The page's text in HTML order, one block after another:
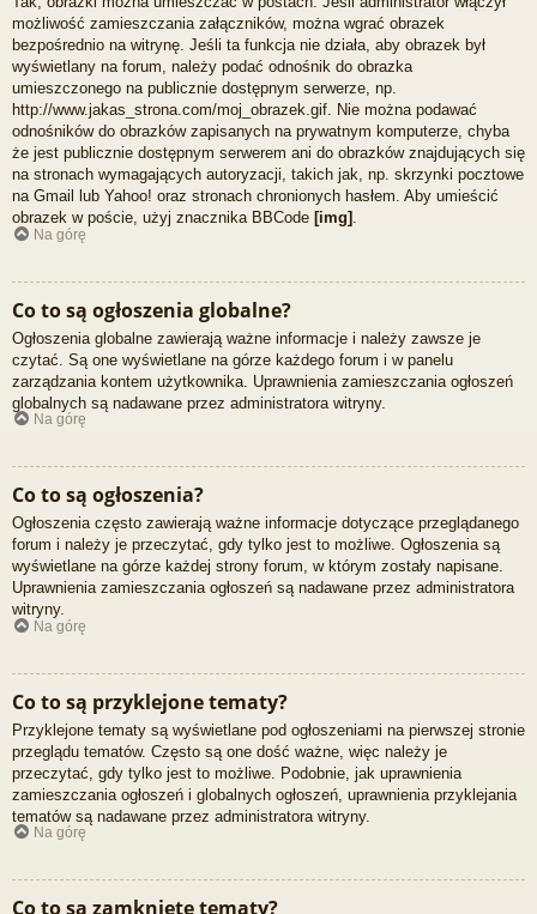
możliwość zamieszczania załączników, można wgrać obrazek
bezpośrednio na witrynę. Jeśli ta funkcja nie działa, aby obrazek był
wyświetlany na forum, należy podać odnośnik do obrazka
umieszczonego na publicznie dostępnym serwerze, np.
http://www.jakas_strona.com/moj_obrazek.gif. Nie można podawać
odnośników do obrazków zapisanych na prywatnym komputerze, chyba
że jest publicznie dostępnym serwerem ani do obrazków znajdujących się
na stronach wymagających autoryzacji, takich jak, np. skrzynki pocztowe
na Gmail lub Yahoo! oraz stronach chronionych hasłem. Aby umieścić
obrazek w poście, użyj znacznika BBCode [img] .
Na górę
Co to są ogłoszenia globalne?
Ogłoszenia globalne zawierają ważne informacje i należy zawsze je
czytać. Są one wyświetlane na górze każdego forum i w panelu
zarządzania kontem użytkownika. Uprawnienia zamieszczania ogłoszeń
globalnych są nadawane przez administratora witryny.
Na górę
Co to są ogłoszenia?
Ogłoszenia często zawierają ważne informacje dotyczące przeglądanego
forum i należy je przeczytać, gdy tylko jest to możliwe. Ogłoszenia są
wyświetlane na górze każdej strony forum, w którym zostały napisane.
Uprawnienia zamieszczania ogłoszeń są nadawane przez administratora
witryny.
Na górę
Co to są przyklejone tematy?
Przyklejone tematy są wyświetlane pod ogłoszeniami na pierwszej stronie
przeglądu tematów. Często są one dość ważne, więc należy je
przeczytać, gdy tylko jest to możliwe. Podobnie, jak uprawnienia
zamieszczania ogłoszeń i globalnych ogłoszeń, uprawnienia przyklejania
tematów są nadawane przez administratora witryny.
Na górę
Co to są zamknięte tematy?